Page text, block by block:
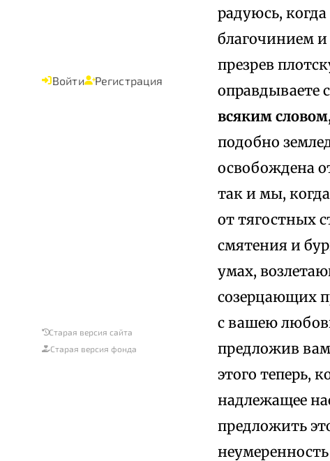
Войти Регистрация
Старая версия сайта
Старая версия фонда
радуюсь,
благочинием
презрев
оправдываете
всяким
подобно
освобождена
так и мы,
от тягостных
смятения и
умах,
созерцающих
с вашею
предложив
этого теперь,
надлежащее
предложить